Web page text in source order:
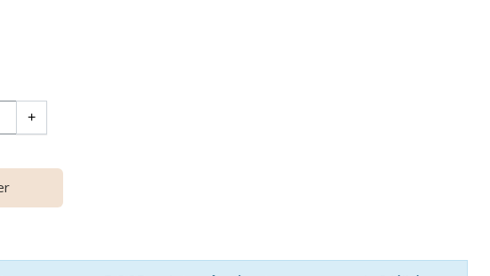
+